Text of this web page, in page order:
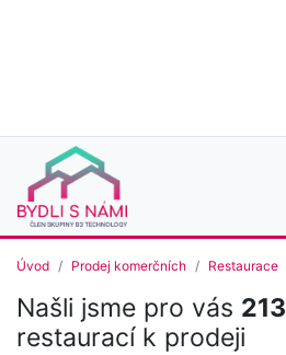
Úvod Prodej komerčních Restaurace
Našli jsme pro vás 213
restaurací k prodeji